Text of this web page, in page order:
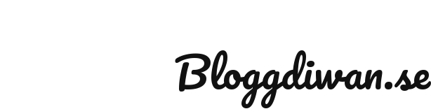
Bloggdiwan.se